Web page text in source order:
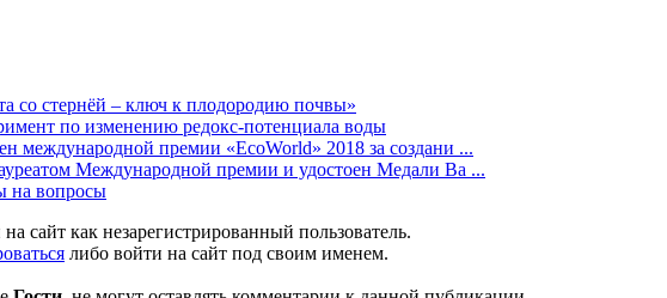
со стернёй – ключ к плодородию почвы»
по изменению редокс-потенциала воды
международной премии «EcoWorld» 2018 за создани ...
Международной премии и удостоен Медали Ва ...
на вопросы
сайт как незарегистрированный пользователь.
либо войти на сайт под своим именем.